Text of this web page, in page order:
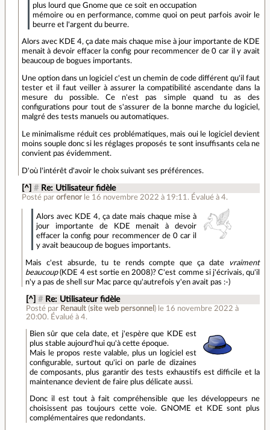
plus lourd que Gnome que ce soit en occupation
mémoire ou en performance, comme quoi on peut parfois avoir le
beurre et l'argent du beurre.
Alors avec KDE 4, ça date mais chaque mise à jour importante de KDE
menait à devoir effacer la config pour recommencer de 0 car il y avait
beaucoup de bogues importants.
Une option dans un logiciel c'est un chemin de code différent qu'il faut
tester et il faut veiller à assurer la compatibilité ascendante dans la
mesure du possible. Ce n'est pas simple quand tu as des
configurations pour tout de s'assurer de la bonne marche du logiciel,
malgré des tests manuels ou automatiques.
Le minimalisme réduit ces problématiques, mais oui le logiciel devient
moins souple donc si les réglages proposés te sont insuffisants cela ne
convient pas évidemment.
D'où l'intérêt d'avoir le choix suivant ses préférences.
[^] # Re: Utilisateur fidèle
Posté parorfenor le 16 novembre 2022 à 19:11 . Évalué à4.
Alors avec KDE 4, ça date mais chaque mise à
jour importante de KDE menait à devoir
effacer la config pour recommencer de 0 car il
y avait beaucoup de bogues importants.
Mais c'est absurde, tu te rends compte que ça date vraiment
beaucoup(KDE 4 est sortie en 2008)? C'est comme si j'écrivais, qu'il
n'y a pas de shell sur Mac parce qu'autrefois y'en avait pas :-)
[^] # Re: Utilisateur fidèle
Posté par Renault(site web personnel ) le 16 novembre 2022 à
20:00. Évalué à 4.
Bien sûr que cela date, et j'espère que KDE est
plus stable aujourd'hui qu'à cette époque.
Mais le propos reste valable, plus un logiciel est
configurable, surtout qu'ici on parle de dizaines
de composants, plus garantir des tests exhaustifs est difficile et la
maintenance devient de faire plus délicate aussi.
Donc il est tout à fait compréhensible que les développeurs ne
choisissent pas toujours cette voie. GNOME et KDE sont plus
complémentaires que redondants.